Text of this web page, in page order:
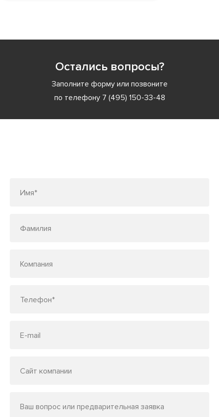
Остались вопросы?
Заполните форму или позвоните
по телефону 7 (495) 150-33-48
Имя*
Фамилия
Компания
Телефон*
E-mail
Сайт компании
Ваш вопрос или предварительная заявка